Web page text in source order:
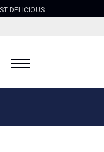
DELICIOUS